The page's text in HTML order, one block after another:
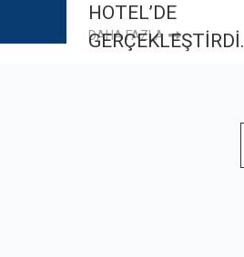
HOTEL’DE
GERÇEKLEŞTİRDİ.
DAHA FAZLA